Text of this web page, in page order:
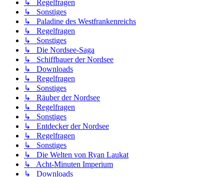
↳ Regelfragen
↳ Sonstiges
↳ Paladine des Westfrankenreichs
↳ Regelfragen
↳ Sonstiges
↳ Die Nordsee-Saga
↳ Schiffbauer der Nordsee
↳ Downloads
↳ Regelfragen
↳ Sonstiges
↳ Räuber der Nordsee
↳ Regelfragen
↳ Sonstiges
↳ Entdecker der Nordsee
↳ Regelfragen
↳ Sonstiges
↳ Die Welten von Ryan Laukat
↳ Acht-Minuten Imperium
↳ Downloads